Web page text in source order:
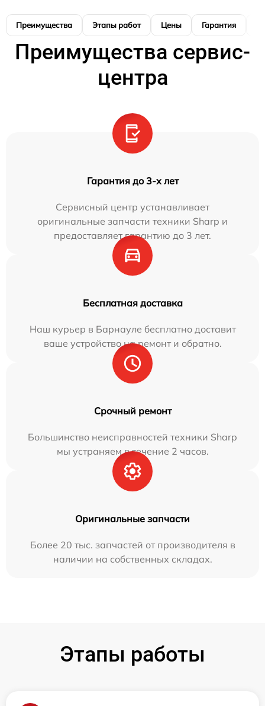
Преимущества Этапы работ Цены Гарантия
Преимущества сервис-
центра
Гарантия до 3-х лет
Сервисный центр устанавливает
оригинальные запчасти техники Sharp и
предоставляет гарантию до 3 лет.
Бесплатная доставка
Наш курьер в Барнауле бесплатно доставит
ваше устройство на ремонт и обратно.
Срочный ремонт
Большинство неисправностей техники Sharp
мы устраняем в течение 2 часов.
Оригинальные запчасти
Более 20 тыс. запчастей от производителя в
наличии на собственных складах.
Этапы работы